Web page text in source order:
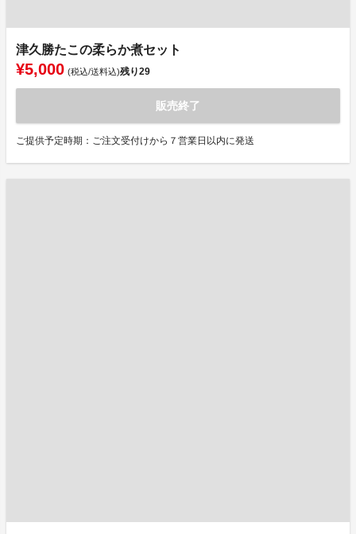
津久勝たこの柔らか煮セット
¥5,000 (税込/送料込)残り29
販売終了
ご提供予定時期：ご注文受付けから７営業日以内に発送